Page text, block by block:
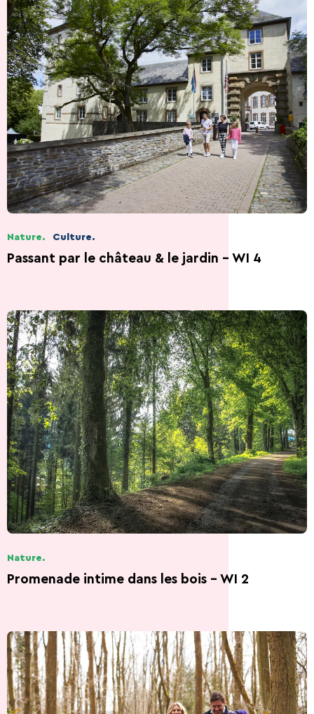
Nature. Culture.
Passant par le château & le jardin - WI 4
Nature.
Promenade intime dans les bois - WI 2